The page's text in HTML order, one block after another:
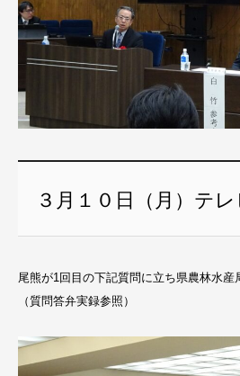
３月１０日（月）テ
尾熊が1回目の下記質問に立ち県農林水産
（質問答弁実録参照）